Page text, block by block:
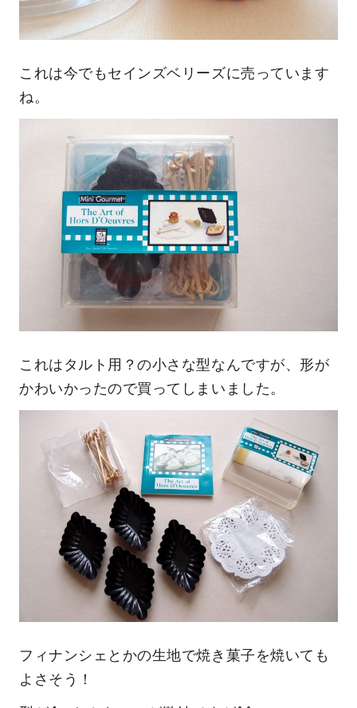
これは今でもセインズベリーズに売っています
ね。
これはタルト用？の小さな型なんですが、形が
かわいかったので買ってしまいました。
フィナンシェとかの生地で焼き菓子を焼いても
よさそう！